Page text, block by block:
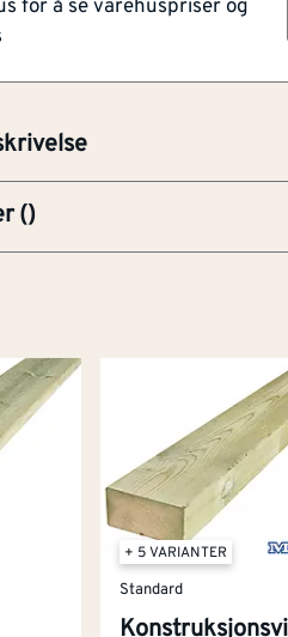
for å se varehuspriser og
Ideell for kutt med smal
- på hodet,
()
+ 5 VARIANTER
Standard